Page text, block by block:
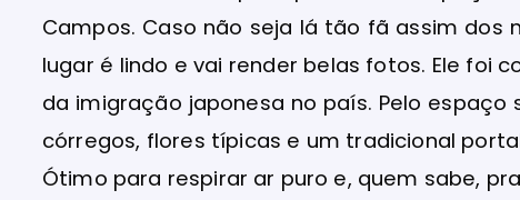
Campos. Caso não seja lá tão fã assim dos
lugar é lindo e vai render belas fotos. Ele foi
da imigração japonesa no país. Pelo
córregos, flores típicas e um tradicional
Ótimo para respirar ar puro e, quem sabe,